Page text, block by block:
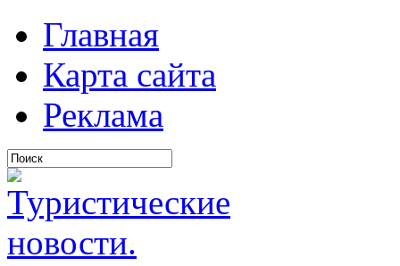
Главная
Карта сайта
Реклама